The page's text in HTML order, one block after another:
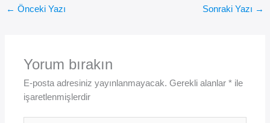
← Önceki Yazı Sonraki Yazı →
Yorum bırakın
E-posta adresiniz yayınlanmayacak. Gerekli alanlar* ile
işaretlenmişlerdir